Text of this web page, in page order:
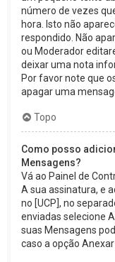
número de vezes
hora. Isto não
respondido. Não
ou Moderador
deixar uma nota
Por favor note que
apagar uma
Topo
Como posso
Mensagens?
Vá ao Painel de
A sua assinatura, e
no [UCP], no
enviadas selecione
suas Mensagens
caso a opção